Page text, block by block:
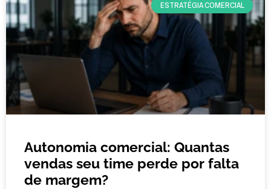
ESTRATÉGIA COMERCIAL
Autonomia comercial: Quantas
vendas seu time perde por falta
de margem?